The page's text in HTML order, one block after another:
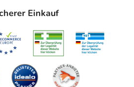
Sie hierzu mit Ihrem Arzt
Vorgeschichte
des Augenhintergrunds)
Einkauf